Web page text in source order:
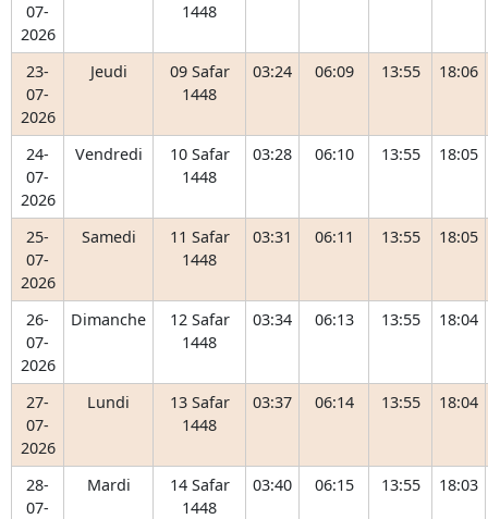
07-
2026
1448
23-
07-
2026
Jeudi
09 Safar
1448
03:24 06:09 13:55 18:06
24-
07-
2026
Vendredi
10 Safar
1448
03:28 06:10 13:55 18:05
25-
07-
2026
Samedi
11 Safar
1448
03:31 06:11 13:55 18:05
26-
07-
2026
Dimanche
12 Safar
1448
03:34 06:13 13:55 18:04
27-
07-
2026
Lundi
13 Safar
1448
03:37 06:14 13:55 18:04
28-
07-
Mardi
14 Safar
1448
03:40 06:15 13:55 18:03